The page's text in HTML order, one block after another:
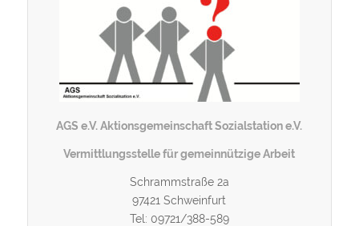
AGS e.V. Aktionsgemeinschaft Sozialstation e.V.
Vermittlungsstelle für gemeinnützige Arbeit
Schrammstraße 2a
97421 Schweinfurt
Tel: 09721/388-589